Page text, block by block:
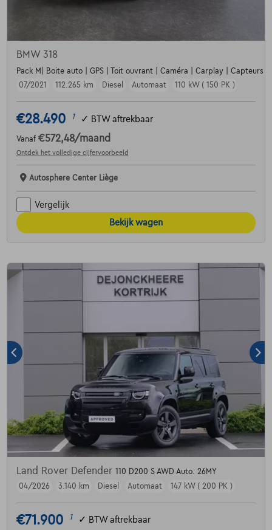
BMW 318
Pack M| Boite auto | GPS | Toit ouvrant | Caméra | Carplay | Capteurs
07/2021
112.265 km Diesel Automaat 110 kW ( 150 PK )
€28.490 1 ✓ BTW aftrekbaar
Vanaf €572,48/maand
Ontdek het volledige cijfervoorbeeld
Autosphere Center Liège
Vergelijk
Bekijk wagen
Land Rover Defender 110 D200 S AWD Auto. 26MY
04/2026
3.140 km Diesel Automaat 147 kW ( 200 PK )
€71.900 1 ✓ BTW aftrekbaar